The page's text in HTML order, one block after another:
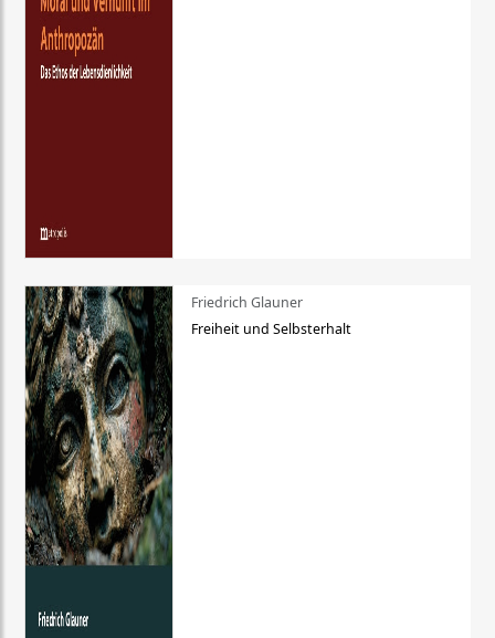
Friedrich Glauner
Freiheit und Selbsterhalt